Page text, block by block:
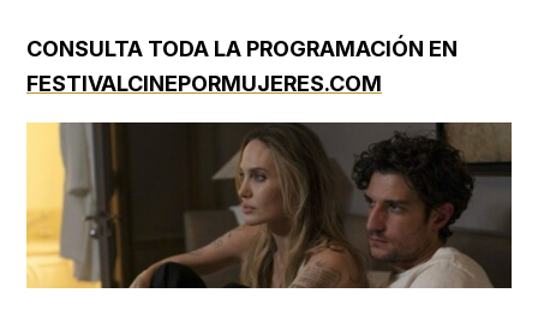
CONSULTA TODA LA PROGRAMACIÓN EN
FESTIVALCINEPORMUJERES.COM